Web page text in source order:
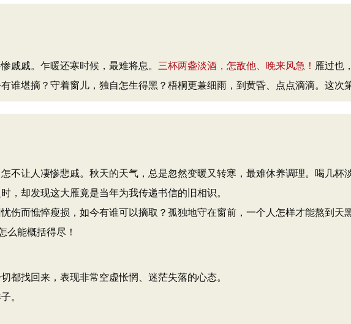
戚戚。乍暖还寒时候，最难将息。 三杯两盏淡酒，怎敌他、晚来风急！ 雁过也
谁堪摘？守着窗儿，独自怎生得黑？梧桐更兼细雨，到黄昏、点点滴滴。这次
不让人凄惨悲戚。秋天的天气，总是忽然变暖又转寒，最难休养调理。喝几
，却发现这大雁竟是当年为我传递书信的旧相识。
伤而憔悴瘦损，如今有谁可以摘取？孤独地守在窗前，一个人怎样才能熬到
么能概括得尽！
都找回来，表现非常空虚怅惘、迷茫失落的心态。
。